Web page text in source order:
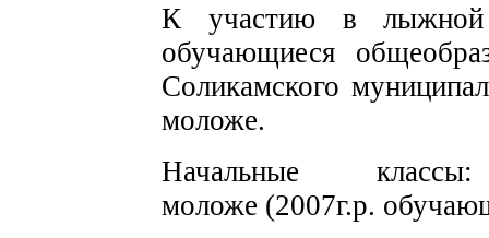
К участию в лыжной
обучающиеся
Соликамского
моложе.
Начальные
моложе (2007г.р.